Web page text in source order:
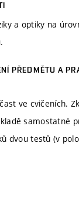
a optiky na
PŘEDMĚTU A
ve cvičeních.
samostatné
dvou testů (v